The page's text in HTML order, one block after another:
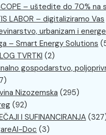
– uštedite do 70% na
LABOR – digitaliziramo Vas
urbanizam i
– Smart Energy Solutions
TVRTKI (2)
gospodarstvo,
Nizozemska (295)
(92)
I SUFINANCIRANJA
Doc (3)